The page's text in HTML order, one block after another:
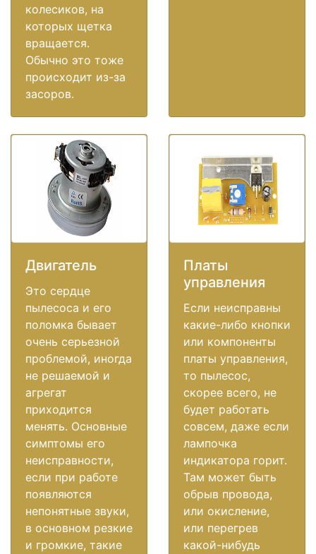
колесиков, на
которых щетка
вращается.
Обычно это тоже
происходит из-за
засоров.
Двигатель
Это сердце
пылесоса и его
поломка бывает
очень серьезной
проблемой, иногда
не решаемой и
агрегат
приходится
менять. Основные
симптомы его
неисправности,
если при работе
появляются
непонятные звуки,
в основном резкие
и громкие, такие
Платы
управления
Если неисправны
какие-либо кнопки
или компоненты
платы управления,
то пылесос,
скорее всего, не
будет работать
совсем, даже если
лампочка
индикатора горит.
Там может быть
обрыв провода,
или окисление,
или перегрев
какой-нибудь